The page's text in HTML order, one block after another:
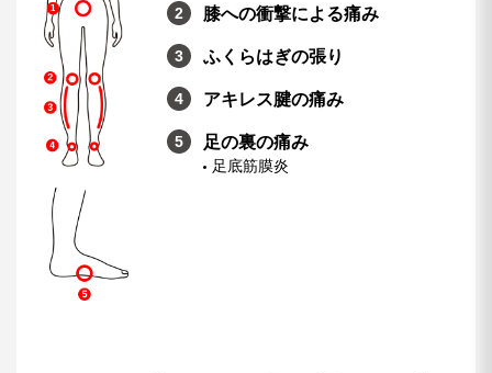
膝への衝撃による痛み
ふくらはぎの張り
アキレス腱の痛み
足の裏の痛み
足底筋膜炎